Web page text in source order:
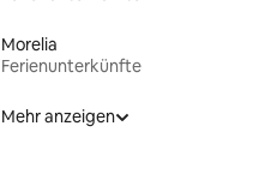
Morelia
Ferienunterkünfte
Mehr anzeigen